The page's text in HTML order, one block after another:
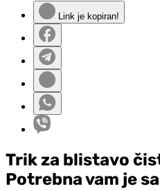
Link je kopiran!
Trik za blistavo
Potrebna vam je